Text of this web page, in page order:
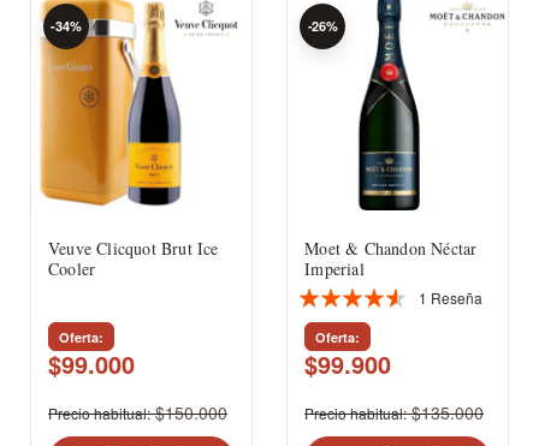
Veuve Clicquot Brut Ice
Cooler
Oferta
$99.000
-34%
Precio habitual $150.000
Moet & Chandon Néctar
Imperial
Valoración:
87%
1 Reseña
Oferta
$99.900
-26%
Precio habitual $135.000